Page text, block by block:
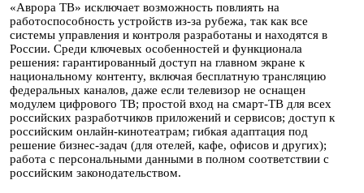
«Аврора ТВ» исключает возможность повлиять на
работоспособность устройств из-за рубежа, так как все
системы управления и контроля разработаны и находятся в
России. Среди ключевых особенностей и функционала
решения: гарантированный доступ на главном экране к
национальному контенту, включая бесплатную трансляцию
федеральных каналов, даже если телевизор не оснащен
модулем цифрового ТВ; простой вход на смарт-ТВ для всех
российских разработчиков приложений и сервисов; доступ к
российским онлайн-кинотеатрам; гибкая адаптация под
решение бизнес-задач (для отелей, кафе, офисов и других);
работа с персональными данными в полном соответствии с
российским законодательством.